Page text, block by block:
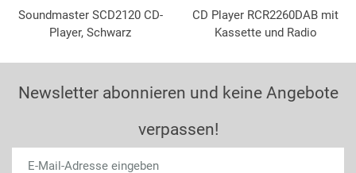
Soundmaster SCD2120 CD-
Player, Schwarz
CD Player RCR2260DAB mit
Kassette und Radio
Newsletter abonnieren und keine Angebote
verpassen!